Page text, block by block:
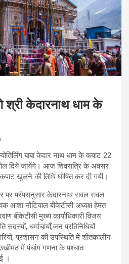
केदारनाथ धाम के
बाबा केदार नाथ धाम के कपाट 22
दिये जायेंगे। आज शिवरात्रि के अवसर
खुलने की तिथि घोषित कर दी गयी।
पर परंपरानुसार केदारनाथ रावल रावल
आशा नौटियाल बीकेटीसी अध्यक्ष हेमंत
बीकेटीसी मुख्य कार्याधिकारी विजय
धर्माचार्यों,जन प्रतिनिधियों
प्रशासन की उपस्थिति में शीतकालीन
में पंचांग गणना के पश्चात
।